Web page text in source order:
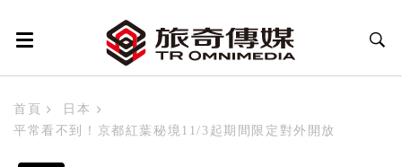
首頁
日本
平常看不到！京都紅葉秘境11/3起期間限定對外開放